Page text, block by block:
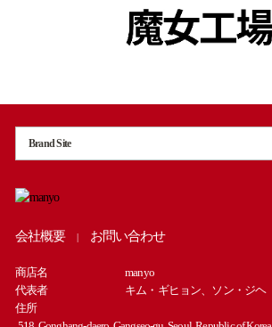
Brand Site
会社概要 お問い合わせ
商店名
manyo
代表者
キム・ギヒョン、ソン・ジヘ
住所